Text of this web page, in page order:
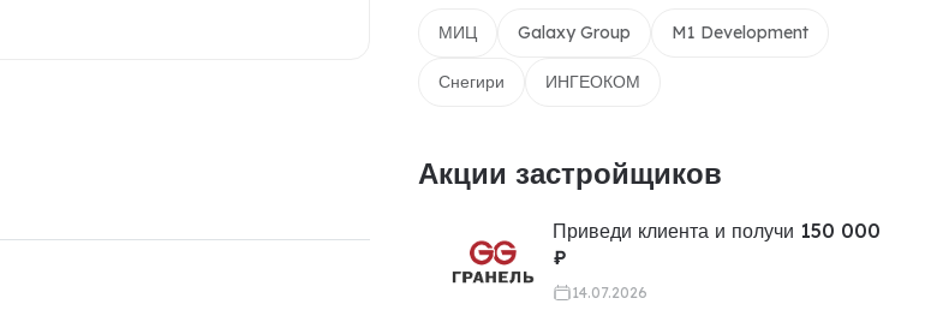
МИЦ Galaxy Group M1 Development
Снегири ИНГЕОКОМ
Акции застройщиков
Приведи клиента и получи 150 000
₽
14.07.2026